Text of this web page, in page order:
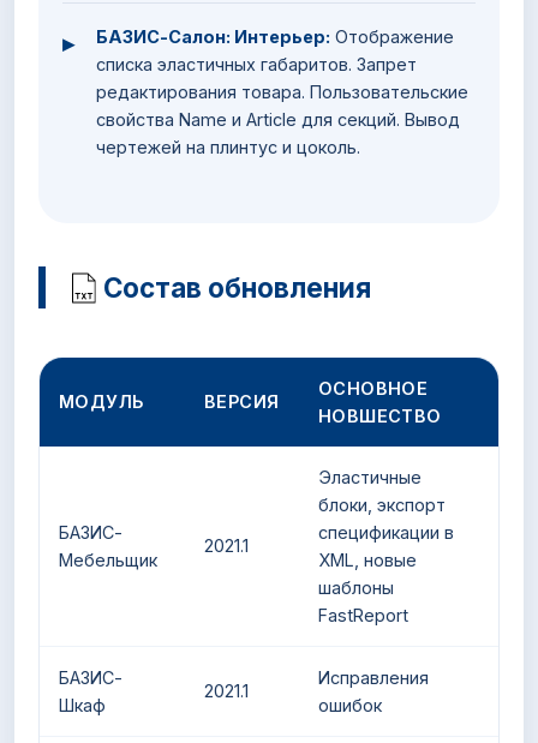
▸ БАЗИС-Салон: Интерьер: Отображение
списка эластичных габаритов. Запрет
редактирования товара. Пользовательские
свойства Name и Article для секций. Вывод
чертежей на плинтус и цоколь.
Состав обновления
МОДУЛЬ ВЕРСИЯ
ОСНОВНОЕ
НОВШЕСТВО
БАЗИС-
Мебельщик
2021.1
Эластичные
блоки, экспорт
спецификации в
XML, новые
шаблоны
FastReport
БАЗИС-
Шкаф
2021.1
Исправления
ошибок